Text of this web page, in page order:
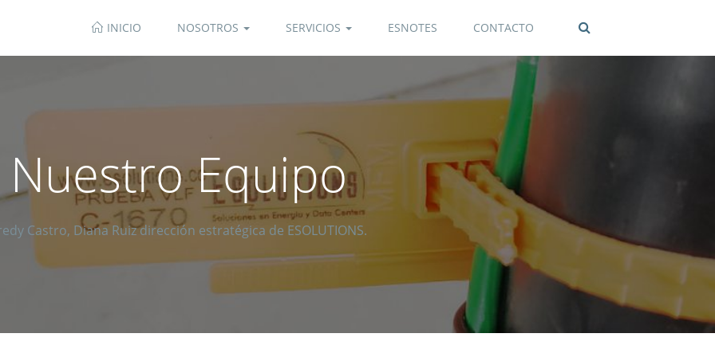
INICIO NOSOTROS SERVICIOS ESNOTES CONTACTO
Nuestro Equipo
Castro, Diana Ruiz dirección estratégica de ESOLUTIONS.